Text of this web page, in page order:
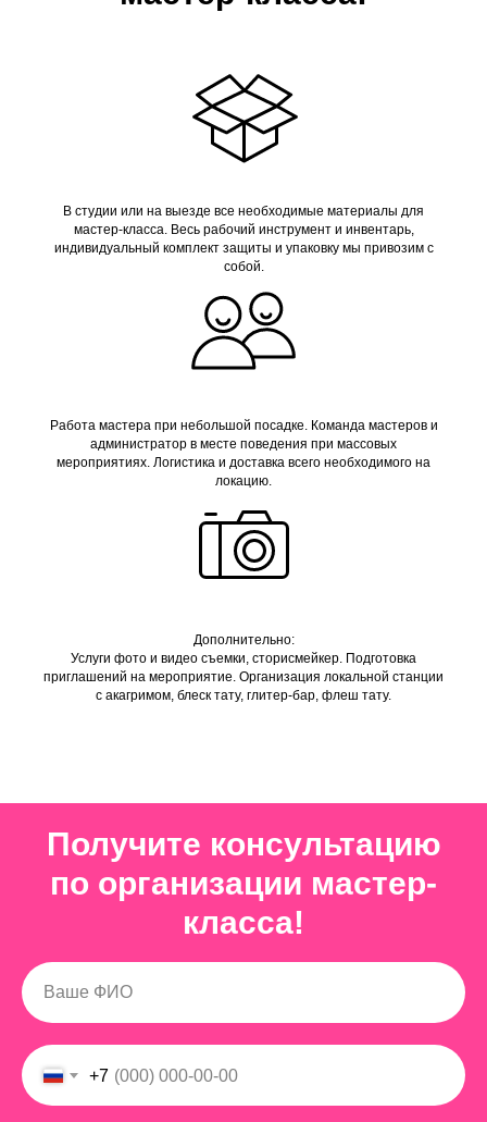
В студии или на выезде все необходимые материалы для
мастер-класса. Весь рабочий инструмент и инвентарь,
индивидуальный комплект защиты и упаковку мы привозим с
собой.
Работа мастера при небольшой посадке. Команда мастеров и
администратор в месте поведения при массовых
мероприятиях. Логистика и доставка всего необходимого на
локацию.
Дополнительно:
Услуги фото и видео съемки, сторисмейкер. Подготовка
приглашений на мероприятие. Организация локальной станции
с акагримом, блеск тату, глитер-бар, флеш тату.
Получите консультацию
по организации мастер-
класса!
+7